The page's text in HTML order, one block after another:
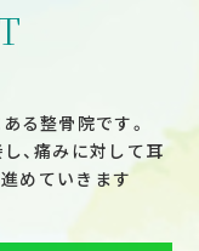
る整骨院です。
、痛みに対して耳
めていきます